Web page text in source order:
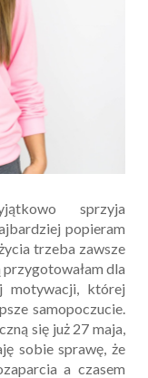
sprzyja
popieram
trzeba zawsze
dla
motywacji, której
samopoczucie.
się już 27 maja,
sobie sprawę, że
a czasem